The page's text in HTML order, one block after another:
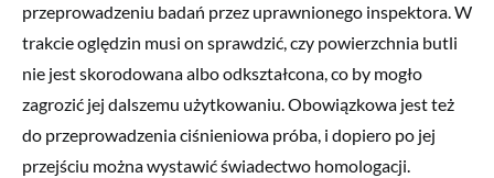
przeprowadzeniu badań przez uprawnionego inspektora. W
trakcie oględzin musi on sprawdzić, czy powierzchnia butli
nie jest skorodowana albo odkształcona, co by mogło
zagrozić jej dalszemu użytkowaniu. Obowiązkowa jest też
do przeprowadzenia ciśnieniowa próba, i dopiero po jej
przejściu można wystawić świadectwo homologacji.